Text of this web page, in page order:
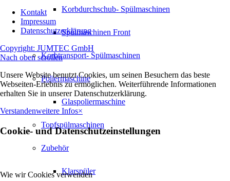
Korbdurchschub- Spülmaschinen
Spülmaschinen Front
Korbtransport- Spülmaschinen
Poliermaschine
Glaspoliermaschine
Topfspülmaschinen
Zubehör
Klarspüler
Kontakt
Impressum
Datenschutzerklärung
Copyright: JUMTEC GmbH
Nach oben scrollen
Unsere Website benutzt Cookies, um seinen Besuchern das beste
Webseiten-Erlebnis zu ermöglichen. Weiterführende Informationen
erhalten Sie in unserer Datenschutzerklärung.
Verstandenweitere Infos×
Cookie- und Datenschutzeinstellungen
Wie wir Cookies verwenden